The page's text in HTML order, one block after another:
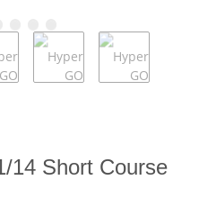
14 Short Course